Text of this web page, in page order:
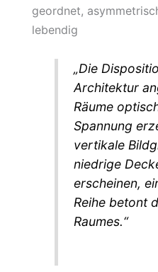
geordnet,
lebendig
„Die
Architektur
Räume
Spannung
vertikale
niedrige
erscheinen,
Reihe betont
Raumes.“